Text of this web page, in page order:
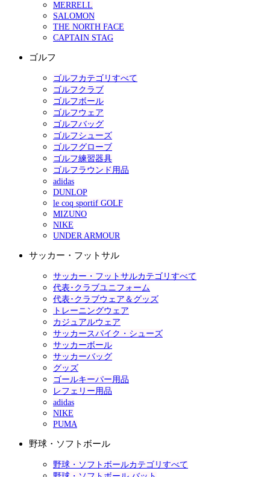
MERRELL
SALOMON
THE NORTH FACE
CAPTAIN STAG
ゴルフ
ゴルフカテゴリすべて
ゴルフクラブ
ゴルフボール
ゴルフウェア
ゴルフバッグ
ゴルフシューズ
ゴルフグローブ
ゴルフ練習器具
ゴルフラウンド用品
adidas
DUNLOP
le coq sportif GOLF
MIZUNO
NIKE
UNDER ARMOUR
サッカー・フットサル
サッカー・フットサルカテゴリすべて
代表･クラブユニフォーム
代表･クラブウェア＆グッズ
トレーニングウェア
カジュアルウェア
サッカースパイク・シューズ
サッカーボール
サッカーバッグ
グッズ
ゴールキーパー用品
レフェリー用品
adidas
NIKE
PUMA
野球・ソフトボール
野球・ソフトボールカテゴリすべて